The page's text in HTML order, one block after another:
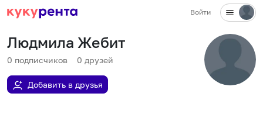
Войти
Людмила Жебит
0 подписчиков 0 друзей
Добавить в друзья